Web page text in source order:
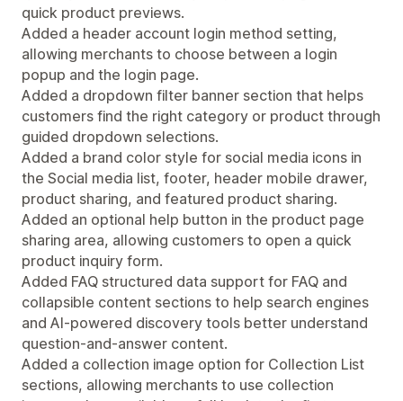
quick product previews.
Added a header account login method setting,
allowing merchants to choose between a login
popup and the login page.
Added a dropdown filter banner section that helps
customers find the right category or product through
guided dropdown selections.
Added a brand color style for social media icons in
the Social media list, footer, header mobile drawer,
product sharing, and featured product sharing.
Added an optional help button in the product page
sharing area, allowing customers to open a quick
product inquiry form.
Added FAQ structured data support for FAQ and
collapsible content sections to help search engines
and AI-powered discovery tools better understand
question-and-answer content.
Added a collection image option for Collection List
sections, allowing merchants to use collection